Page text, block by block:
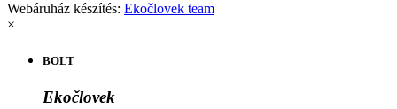
Webáruház készítés: Ekočlovek team
×
BOLT
Ekočlovek